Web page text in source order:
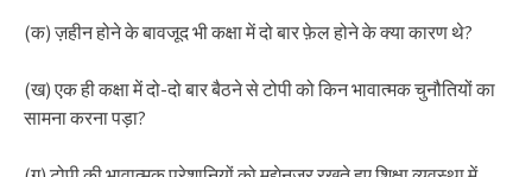
(क) ज़हीन होने के बावजूद भी कक्षा में दो बार फ़ेल होने के क्या कारण थे?
(ख) एक ही कक्षा में दो-दो बार बैठने से टोपी को किन भावात्मक चुनौतियों का
सामना करना पड़ा?